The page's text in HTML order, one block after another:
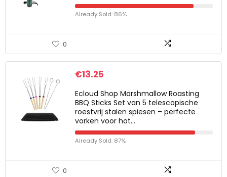
Already Sold: 86%
0
€13.25
Ecloud Shop Marshmallow Roasting
BBQ Sticks Set van 5 telescopische
roestvrij stalen spiesen – perfecte
vorken voor hot…
Already Sold: 87%
0